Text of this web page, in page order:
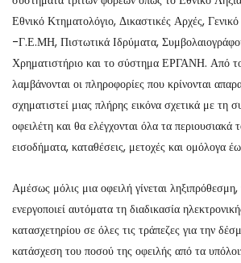
Εθνικό Κτηματολόγιο, Δικαστικές Αρχές,
-Γ.Ε.ΜΗ, Πιστωτικά Ιδρύματα,
Χρηματιστήριο και το σύστημα ΕΡΓΑΝΗ. Από
λαμβάνονται οι πληροφορίες που κρίνονται
σχηματιστεί μιας πλήρης εικόνα σχετικά με τη
οφειλέτη και θα ελέγχονται όλα τα περιουσιακά
εισοδήματα, καταθέσεις, μετοχές και ομόλογα
Αμέσως μόλις μια οφειλή γίνεται
ενεργοποιεί αυτόματα τη διαδικασία
κατασχετηρίου σε όλες τις τράπεζες για την
κατάσχεση του ποσού της οφειλής από τα